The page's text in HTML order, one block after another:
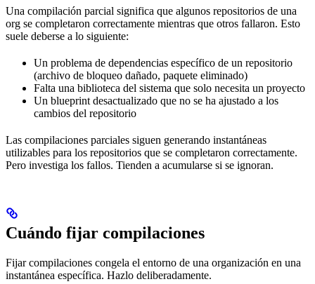
Una compilación parcial significa que algunos repositorios de una
org se completaron correctamente mientras que otros fallaron. Esto
suele deberse a lo siguiente:
Un problema de dependencias específico de un repositorio
(archivo de bloqueo dañado, paquete eliminado)
Falta una biblioteca del sistema que solo necesita un proyecto
Un blueprint desactualizado que no se ha ajustado a los
cambios del repositorio
Las compilaciones parciales siguen generando instantáneas
utilizables para los repositorios que se completaron correctamente.
Pero investiga los fallos. Tienden a acumularse si se ignoran.
Cuándo fijar compilaciones
Fijar compilaciones congela el entorno de una organización en una
instantánea específica. Hazlo deliberadamente.